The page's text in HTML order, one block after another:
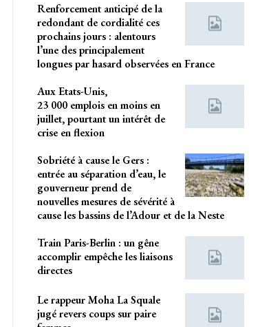
Renforcement anticipé de la
redondant de cordialité ces
prochains jours : alentours
l’une des principalement
longues par hasard observées en France
Aux Etats-Unis,
23 000 emplois en moins en
juillet, pourtant un intérêt de
crise en flexion
Sobriété à cause le Gers :
entrée au séparation d’eau, le
gouverneur prend de
nouvelles mesures de sévérité à
cause les bassins de l’Adour et de la Neste
Train Paris-Berlin : un gêne
accomplir empêche les liaisons
directes
Le rappeur Moha La Squale
jugé revers coups sur paire